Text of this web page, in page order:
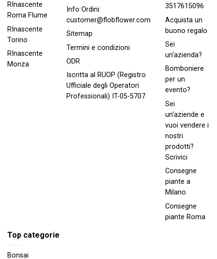
RInascente
Roma FIume
RInascente
Torino
RInascente
Monza
Info Ordini:
customer@flobflower.com
Sitemap
Termini e condizioni
ODR
Iscritta al RUOP (Registro
Ufficiale degli Operatori
Professionali) IT-05-5707
3517615096
Acquista un
buono regalo
Sei
un'azienda?
Bomboniere
per un
evento?
Sei
un'aziende e
vuoi vendere i
nostri
prodotti?
Scrivici
Consegne
piante a
Milano
Consegne
piante Roma
Top categorie
Bonsai